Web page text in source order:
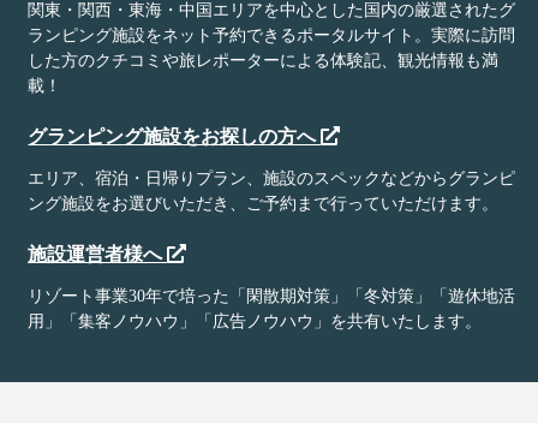
関東・関西・東海・中国エリアを中心とした国内の厳選されたグ
ランピング施設をネット予約できるポータルサイト。実際に訪問
した方のクチコミや旅レポーターによる体験記、観光情報も満
載！
グランピング施設をお探しの方へ
エリア、宿泊・日帰りプラン、施設のスペックなどからグランピ
ング施設をお選びいただき、ご予約まで行っていただけます。
施設運営者様へ
リゾート事業30年で培った「閑散期対策」「冬対策」「遊休地活
用」「集客ノウハウ」「広告ノウハウ」を共有いたします。